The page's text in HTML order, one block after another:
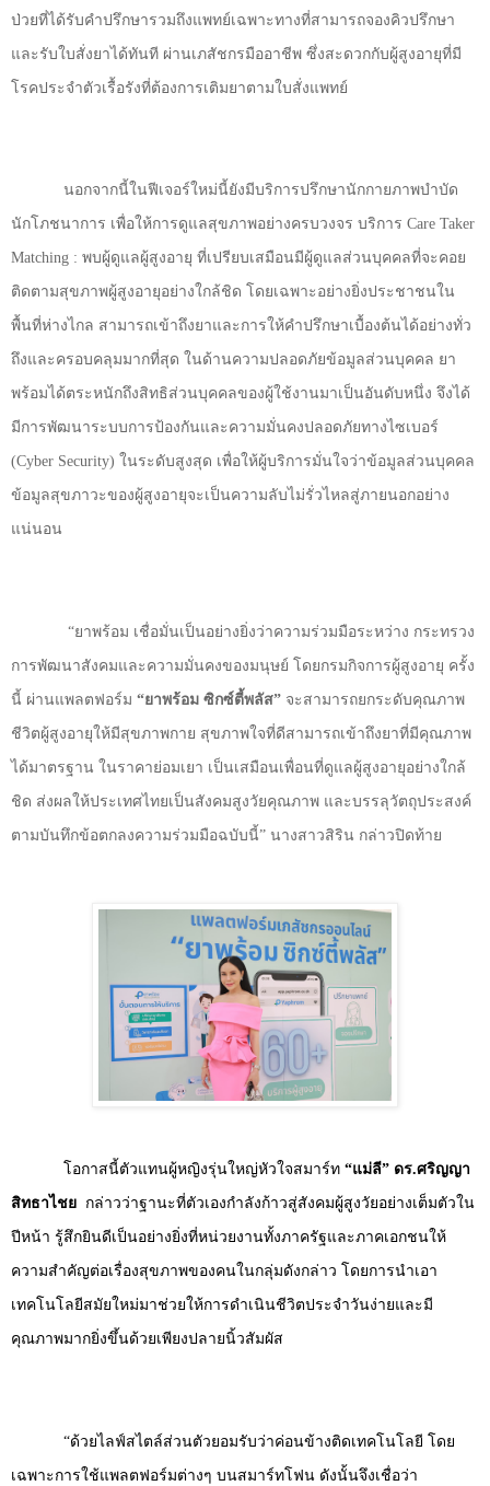
ป่วยที่ได้รับคำปรึกษารวมถึงแพทย์เฉพาะทางที่สามารถจองคิวปรึกษา
และรับใบสั่งยาได้ทันที ผ่านเภสัชกรมืออาชีพ ซึ่งสะดวกกับผู้สูงอายุที่มี
โรคประจำตัวเรื้อรังที่ต้องการเติมยาตามใบสั่งแพทย์
นอกจากนี้ในฟีเจอร์ใหม่นี้ยังมีบริการปรึกษานักกายภาพบำบัด
นักโภชนาการ เพื่อให้การดูแลสุขภาพอย่างครบวงจร บริการ Care Taker
Matching : พบผู้ดูแลผู้สูงอายุ ที่เปรียบเสมือนมีผู้ดูแลส่วนบุคคลที่จะคอย
ติดตามสุขภาพผู้สูงอายุอย่างใกล้ชิด โดยเฉพาะอย่างยิ่งประชาชนใน
พื้นที่ห่างไกล สามารถเข้าถึงยาและการให้คำปรึกษาเบื้องต้นได้อย่างทั่ว
ถึงและครอบคลุมมากที่สุด ในด้านความปลอดภัยข้อมูลส่วนบุคคล ยา
พร้อมได้ตระหนักถึงสิทธิส่วนบุคคลของผู้ใช้งานมาเป็นอันดับหนึ่ง จึงได้
มีการพัฒนาระบบการป้องกันและความมั่นคงปลอดภัยทางไซเบอร์
(Cyber Security) ในระดับสูงสุด เพื่อให้ผู้บริการมั่นใจว่าข้อมูลส่วนบุคคล
ข้อมูลสุขภาวะของผู้สูงอายุจะเป็นความลับไม่รั่วไหลสู่ภายนอกอย่าง
แน่นอน
“ยาพร้อม เชื่อมั่นเป็นอย่างยิ่งว่าความร่วมมือระหว่าง กระทรวง
การพัฒนาสังคมและความมั่นคงของมนุษย์ โดยกรมกิจการผู้สูงอายุ ครั้ง
นี้ ผ่านแพลตฟอร์ม “ยาพร้อม ซิกซ์ตี้พลัส” จะสามารถยกระดับคุณภาพ
ชีวิตผู้สูงอายุให้มีสุขภาพกาย สุขภาพใจที่ดีสามารถเข้าถึงยาที่มีคุณภาพ
ได้มาตรฐาน ในราคาย่อมเยา เป็นเสมือนเพื่อนที่ดูแลผู้สูงอายุอย่างใกล้
ชิด ส่งผลให้ประเทศไทยเป็นสังคมสูงวัยคุณภาพ และบรรลุวัตถุประสงค์
ตามบันทึกข้อตกลงความร่วมมือฉบับนี้” นางสาวสิริน กล่าวปิดท้าย
โอกาสนี้ตัวแทนผู้หญิงรุ่นใหญ่หัวใจสมาร์ท “แม่ลี” ดร.ศริญญา
สิทธาไชย กล่าวว่าฐานะที่ตัวเองกำลังก้าวสู่สังคมผู้สูงวัยอย่างเต็มตัวใน
ปีหน้า รู้สึกยินดีเป็นอย่างยิ่งที่หน่วยงานทั้งภาครัฐและภาคเอกชนให้
ความสำคัญต่อเรื่องสุขภาพของคนในกลุ่มดังกล่าว โดยการนำเอา
เทคโนโลยีสมัยใหม่มาช่วยให้การดำเนินชีวิตประจำวันง่ายและมี
คุณภาพมากยิ่งขึ้นด้วยเพียงปลายนิ้วสัมผัส
“ด้วยไลฟ์สไตล์ส่วนตัวยอมรับว่าค่อนข้างติดเทคโนโลยี โดย
เฉพาะการใช้แพลตฟอร์มต่างๆ บนสมาร์ทโฟน ดังนั้นจึงเชื่อว่า